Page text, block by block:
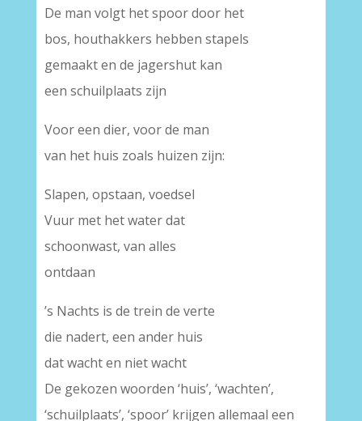
De man volgt het spoor door het
bos, houthakkers hebben stapels
gemaakt en de jagershut kan
een schuilplaats zijn
Voor een dier, voor de man
van het huis zoals huizen zijn:
Slapen, opstaan, voedsel
Vuur met het water dat
schoonwast, van alles
ontdaan
’s Nachts is de trein de verte
die nadert, een ander huis
dat wacht en niet wacht
De gekozen woorden ‘huis’, ‘wachten’,
‘schuilplaats’, ‘spoor’ krijgen allemaal een